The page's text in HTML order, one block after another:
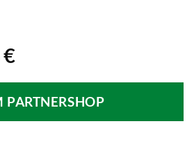
€Aktueller
ist:
3,66 €.
PARTNERSHOP